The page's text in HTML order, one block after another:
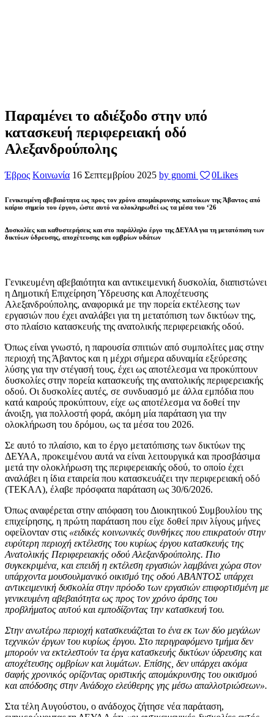
Παραμένει το αδιέξοδο στην υπό
κατασκευή περιφερειακή οδό
Αλεξανδρούπολης
Έβρος Κοινωνία 16 Σεπτεμβρίου 2025 by gnomi 0Likes
Γενικευμένη αβεβαιότητα ως προς τον χρόνο απομάκρυνσης κατοίκων της Άβαντος από
καίριο σημείο του έργου, ώστε αυτό να ολοκληρωθεί ως τα μέσα του ‘26
Δυσκολίες και καθυστερήσεις και στο παράλληλο έργο της ΔΕΥΑΑ για τη μετατόπιση των
δικτύων ύδρευσης, αποχέτευσης και ομβρίων υδάτων
Γενικευμένη αβεβαιότητα και αντικειμενική δυσκολία, διαπιστώνει
η Δημοτική Επιχείρηση Ύδρευσης και Αποχέτευσης
Αλεξανδρούπολης, αναφορικά με την πορεία εκτέλεσης των
εργασιών που έχει αναλάβει για τη μετατόπιση των δικτύων της,
στο πλαίσιο κατασκευής της ανατολικής περιφερειακής οδού.
Όπως είναι γνωστό, η παρουσία σπιτιών από συμπολίτες μας στην
περιοχή της Άβαντος και η μέχρι σήμερα αδυναμία εξεύρεσης
λύσης για την στέγασή τους, έχει ως αποτέλεσμα να προκύπτουν
δυσκολίες στην πορεία κατασκευής της ανατολικής περιφερειακής
οδού. Οι δυσκολίες αυτές, σε συνδυασμό με άλλα εμπόδια που
κατά καιρούς προκύπτουν, είχε ως αποτέλεσμα να δοθεί την
άνοιξη, για πολλοστή φορά, ακόμη μία παράταση για την
ολοκλήρωση του δρόμου, ως τα μέσα του 2026.
Σε αυτό το πλαίσιο, και το έργο μετατόπισης των δικτύων της
ΔΕΥΑΑ, προκειμένου αυτά να είναι λειτουργικά και προσβάσιμα
μετά την ολοκλήρωση της περιφερειακής οδού, το οποίο έχει
αναλάβει η ίδια εταιρεία που κατασκευάζει την περιφερειακή οδό
(ΤΕΚΑΛ), έλαβε πρόσφατα παράταση ως 30/6/2026.
Όπως αναφέρεται στην απόφαση του Διοικητικού Συμβουλίου της
επιχείρησης, η πρώτη παράταση που είχε δοθεί πριν λίγους μήνες
οφείλονταν στις «ειδικές κοινωνικές συνθήκες που επικρατούν στην
ευρύτερη περιοχή εκτέλεσης του κυρίως έργου κατασκευής της
Ανατολικής Περιφερειακής οδού Αλεξανδρούπολης. Πιο
συγκεκριμένα, και επειδή η εκτέλεση εργασιών λαμβάνει χώρα στον
υπάρχοντα μουσουλμανικό οικισμό της οδού ΑΒΑΝΤΟΣ υπάρχει
αντικειμενική δυσκολία στην πρόοδο των εργασιών επιφορτισμένη με
γενικευμένη αβεβαιότητα ως προς τον χρόνο άρσης του
προβλήματος αυτού και εμποδίζοντας την κατασκευή του.
Στην ανωτέρω περιοχή κατασκευάζεται το ένα εκ των δύο μεγάλων
τεχνικών έργων του κυρίως έργου. Στο περιγραφόμενο τμήμα δεν
μπορούν να εκτελεστούν τα έργα κατασκευής δικτύων ύδρευσης και
αποχέτευσης ομβρίων και λυμάτων. Επίσης, δεν υπάρχει ακόμα
σαφής χρονικός ορίζοντας οριστικής απομάκρυνσης του οικισμού
και απόδοσης στην Ανάδοχο ελεύθερης γης μέσω απαλλοτριώσεων».
Στα τέλη Αυγούστου, ο ανάδοχος ζήτησε νέα παράταση,